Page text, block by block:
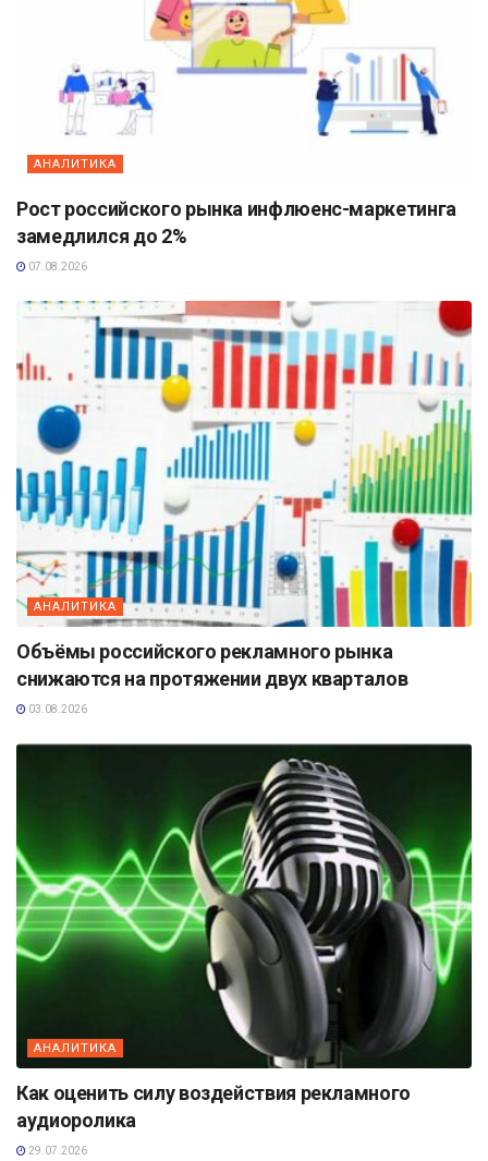
АНАЛИТИКА
Рост российского рынка инфлюенс-маркетинга
замедлился до 2%
07.08.2026
АНАЛИТИКА
Объёмы российского рекламного рынка
снижаются на протяжении двух кварталов
03.08.2026
АНАЛИТИКА
Как оценить силу воздействия рекламного
аудиоролика
29.07.2026